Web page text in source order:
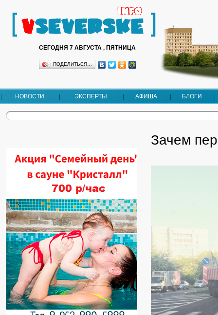
СЕГОДНЯ 7 АВГУСТА , ПЯТНИЦА
ПОДЕЛИТЬСЯ…
НОВОСТИ ЭКСПЕРТЫ АФИША БЛОГИ
Зачем